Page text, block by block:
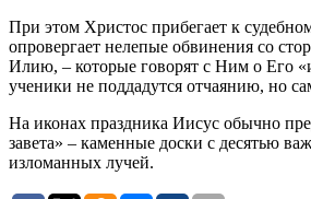
При этом Христос прибегает к
опровергает нелепые обвинения со
Илию, – которые говорят с Ним о Его
ученики не поддадутся отчаянию, но
На иконах праздника Иисус обычно
завета» – каменные доски с десятью
изломанных лучей.